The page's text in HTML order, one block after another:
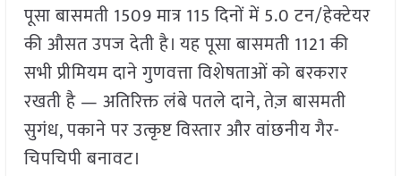
पूसा बासमती 1509 मात्र 115 दिनों में 5.0 टन/हेक्टेयर
की औसत उपज देती है। यह पूसा बासमती 1121 की
सभी प्रीमियम दाने गुणवत्ता विशेषताओं को बरकरार
रखती है — अतिरिक्त लंबे पतले दाने, तेज़ बासमती
सुगंध, पकाने पर उत्कृष्ट विस्तार और वांछनीय गैर-
चिपचिपी बनावट।